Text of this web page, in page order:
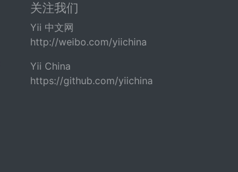
关注我们
Yii 中文网
http://weibo.com/yiichina
Yii China
https://github.com/yiichina